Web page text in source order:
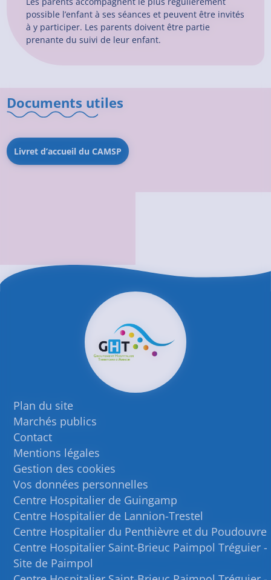
possible l’enfant à ses séances et peuvent être invités
à y participer. Les parents doivent être partie
prenante du suivi de leur enfant.
Documents utiles
Livret d’accueil du CAMSP
Plan du site
Marchés publics
Contact
Mentions légales
Gestion des cookies
Vos données personnelles
Centre Hospitalier de Guingamp
Centre Hospitalier de Lannion-Trestel
Centre Hospitalier du Penthièvre et du Poudouvre
Centre Hospitalier Saint-Brieuc Paimpol Tréguier -
Site de Paimpol